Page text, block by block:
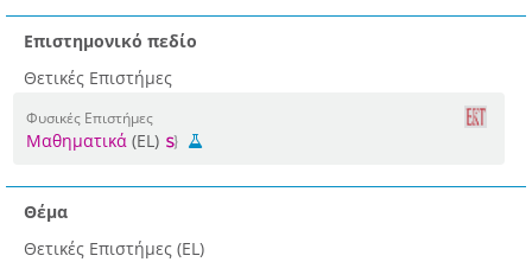
Επιστημονικό πεδίο
Θετικές Επιστήμες
Φυσικές Επιστήμες
Μαθηματικά (EL)
Θέμα
Θετικές Επιστήμες (EL)